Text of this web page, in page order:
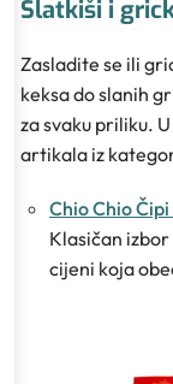
Slatkiši i
Zasladite se ili
keksa do slanih
za svaku priliku.
artikala iz
Chio Chio Čipi
Klasičan
cijeni koja